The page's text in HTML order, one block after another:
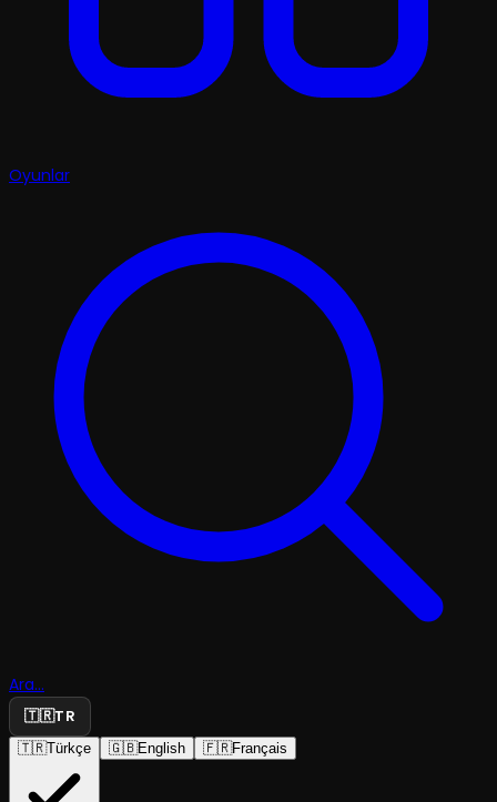
Oyunlar
Ara...
🇹🇷TR
🇹🇷Türkçe 🇬🇧English 🇫🇷Français